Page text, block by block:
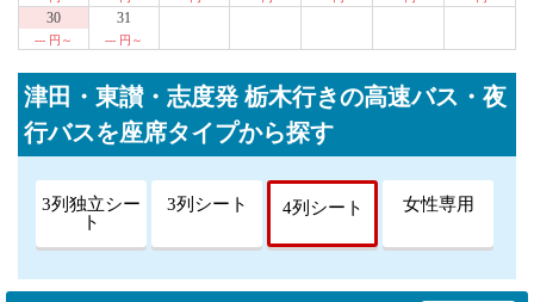
30
--- 円～
31
--- 円～
津田・東讃・志度発 栃木行きの高速バス・夜
行バスを座席タイプから探す
3列独立シー
ト
3列シート 4列シート 女性専用